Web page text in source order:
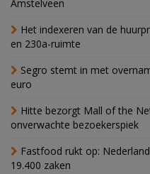
Amstelveen
Het indexeren van de
en 230a-ruimte
Segro stemt in met
euro
Hitte bezorgt Mall of the
onverwachte bezoekerspiek
Fastfood rukt op:
19.400 zaken